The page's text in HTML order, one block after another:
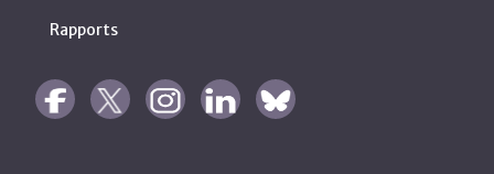
Rapports